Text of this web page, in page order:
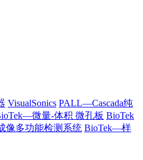
VisualSonics PALL—Cascada纯
微量-体积 微孔板 BioTek
像多功能检测系统 BioTek—样